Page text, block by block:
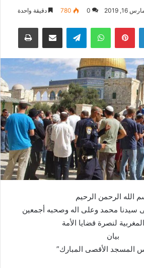
16, 2019
0
780 دقيقة واحدة
لينكدإن بينتيريستواتساب تيلقرام مشاركة عبر البريد طباعة
الله الرحمن الرحيم
سيدنا محمد وعلى اله وصحبه أجمعين
المغربية لنصرة قضايا الأمة
بيان
المسجد الأقصى المبارك”